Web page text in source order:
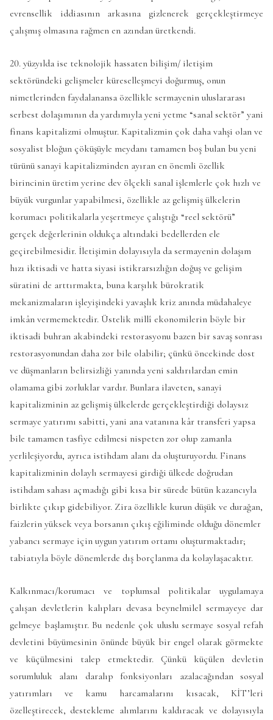
evrensellik iddiasının arkasına gizlenerek gerçekleştirmeye
çalışmış olmasına rağmen en azından üretkendi.
20. yüzyılda ise teknolojik hassaten bilişim/ iletişim
sektöründeki gelişmeler küreselleşmeyi doğurmuş, onun
nimetlerinden faydalanansa özellikle sermayenin uluslararası
serbest dolaşımının da yardımıyla yeni yetme “sanal sektör” yani
finans kapitalizmi olmuştur. Kapitalizmin çok daha vahşi olan ve
sosyalist bloğun çöküşüyle meydanı tamamen boş bulan bu yeni
türünü sanayi kapitalizminden ayıran en önemli özellik
birincinin üretim yerine dev ölçekli sanal işlemlerle çok hızlı ve
büyük vurgunlar yapabilmesi, özellikle az gelişmiş ülkelerin
korumacı politikalarla yeşertmeye çalıştığı “reel sektörü”
gerçek değerlerinin oldukça altındaki bedellerden ele
geçirebilmesidir. İletişimin dolayısıyla da sermayenin dolaşım
hızı iktisadi ve hatta siyasi istikrarsızlığın doğuş ve gelişim
süratini de arttırmakta, buna karşılık bürokratik
mekanizmaların işleyişindeki yavaşlık kriz anında müdahaleye
imkân vermemektedir. Üstelik millî ekonomilerin böyle bir
iktisadi buhran akabindeki restorasyonu bazen bir savaş sonrası
restorasyonundan daha zor bile olabilir; çünkü öncekinde dost
ve düşmanların belirsizliği yanında yeni saldırılardan emin
olamama gibi zorluklar vardır. Bunlara ilaveten, sanayi
kapitalizminin az gelişmiş ülkelerde gerçekleştirdiği dolaysız
sermaye yatırımı sabitti, yani ana vatanına kâr transferi yapsa
bile tamamen tasfiye edilmesi nispeten zor olup zamanla
yerlileşiyordu, ayrıca istihdam alanı da oluşturuyordu. Finans
kapitalizminin dolaylı sermayesi girdiği ülkede doğrudan
istihdam sahası açmadığı gibi kısa bir sürede bütün kazancıyla
birlikte çıkıp gidebiliyor. Zira özellikle kurun düşük ve durağan,
faizlerin yüksek veya borsanın çıkış eğiliminde olduğu dönemler
yabancı sermaye için uygun yatırım ortamı oluşturmaktadır;
tabiatıyla böyle dönemlerde dış borçlanma da kolaylaşacaktır.
Kalkınmacı/korumacı ve toplumsal politikalar uygulamaya
çalışan devletlerin kalıpları devasa beynelmilel sermayeye dar
gelmeye başlamıştır. Bu nedenle çok uluslu sermaye sosyal refah
devletini büyümesinin önünde büyük bir engel olarak görmekte
ve küçülmesini talep etmektedir. Çünkü küçülen devletin
sorumluluk alanı daralıp fonksiyonları azalacağından sosyal
yatırımları ve kamu harcamalarını kısacak, KİT’leri
özelleştirecek, destekleme alımlarını kaldıracak ve dolayısıyla